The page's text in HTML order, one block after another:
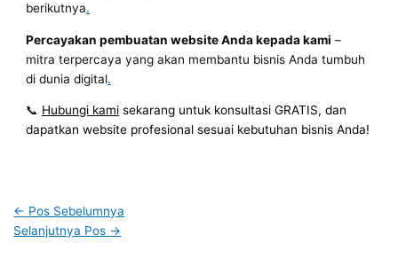
berikutnya.
Percayakan pembuatan website Anda kepada kami –
mitra terpercaya yang akan membantu bisnis Anda tumbuh
di dunia digital.
📞 Hubungi kami sekarang untuk konsultasi GRATIS, dan
dapatkan website profesional sesuai kebutuhan bisnis Anda!
← Pos Sebelumnya
Selanjutnya Pos →